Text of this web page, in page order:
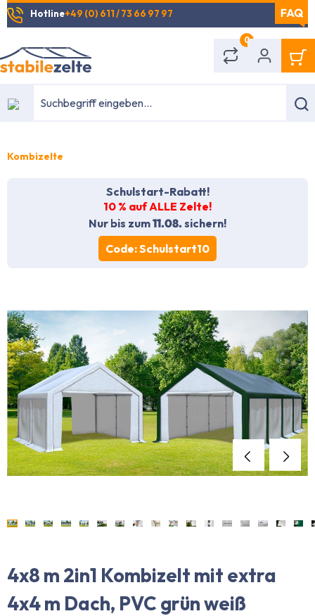
springen
Hotline+49 (0) 611 / 73 66 97 97
0
Kombizelte
Schulstart-Rabatt!
10 % auf ALLE Zelte!
Nur bis zum11.08.sichern!
Code: Schulstart10
4x8 m 2in1 Kombizelt mit extra
4x4 m Dach, PVC grün weiß